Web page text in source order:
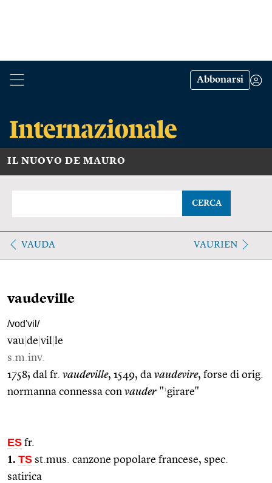
Abbonarsi
IL NUOVO DE MAURO
CERCA
VAUDA VAURIEN
vaudeville
/vod'vil/
vau de vil le
s.m.inv.
1758; dal fr. vaudeville, 1549, da vaudevire, forse di orig.
normanna connessa con vauder "1girare"
ES fr.
1. TS st.mus. canzone popolare francese, spec.
satirica